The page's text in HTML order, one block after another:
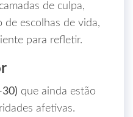
de culpa,
de escolhas de vida,
para refletir.
que ainda estão
afetivas.